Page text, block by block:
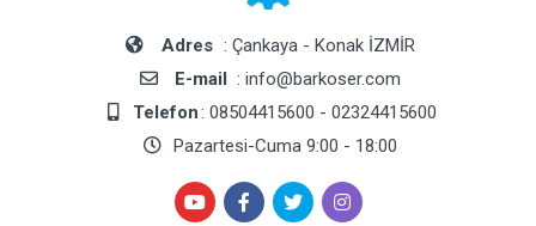
Adres : Çankaya - Konak İZMİR
E-mail : info@barkoser.com
Telefon: 08504415600 - 02324415600
Pazartesi-Cuma 9:00 - 18:00